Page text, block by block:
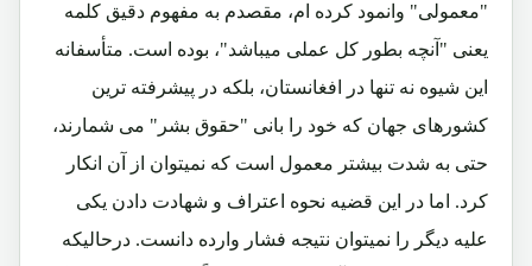
"معمولی" وانمود کرده ام، مقصدم به مفهوم دقیق کلمه
یعنی "آنچه بطور کل عملی میباشد"، بوده است. متأسفانه
این شیوه نه تنها در افغانستان، بلکه در پیشرفته ترین
کشورهای جهان که خود را بانی "حقوق بشر" می شمارند،
حتی به شدت بیشتر معمول است که نمیتوان از آن انکار
کرد. اما در این قضیه نحوه اعتراف و شهادت دادن یکی
علیه دیگر را نمیتوان نتیجه فشار وارده دانست. درحالیکه